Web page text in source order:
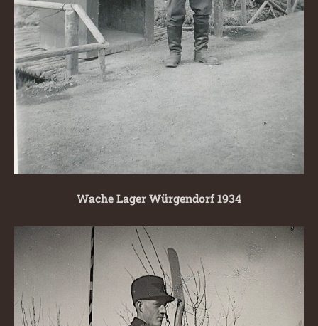
Wache Lager Würgendorf 1934